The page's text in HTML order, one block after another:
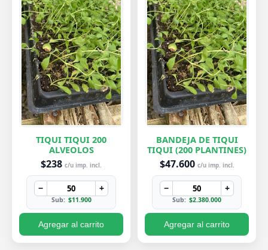
TIQUI TIQUI 200
ALVEOLOS
$238 c/u imp. incl.
− +
Sub: $11.900
Agregar al carrito
BANDEJA DE TIQUI
TIQUI (200 PLANTINES)
$47.600 c/u imp. incl.
− +
Sub: $2.380.000
Agregar al carrito